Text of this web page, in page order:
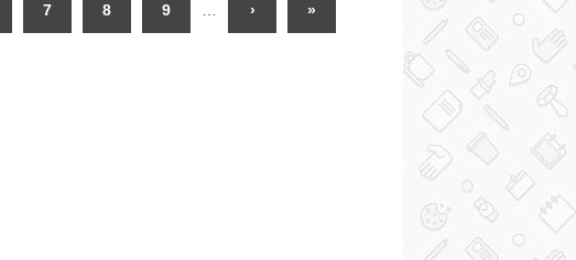
7 8 9 › »